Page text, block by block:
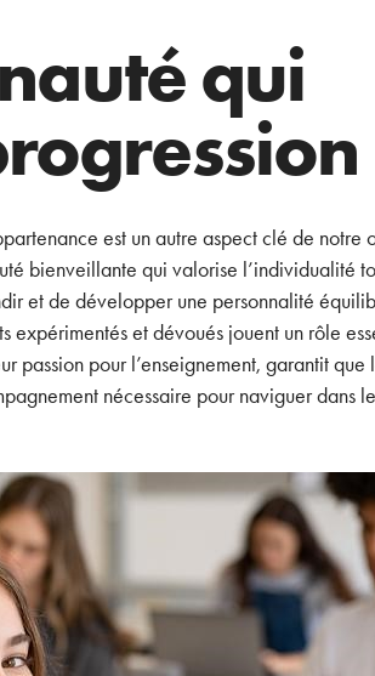
qui
est un autre aspect clé de notre
bienveillante qui valorise l’individualité
et de développer une personnalité
expérimentés et dévoués jouent un rôle
passion pour l’enseignement, garantit que
nécessaire pour naviguer dans